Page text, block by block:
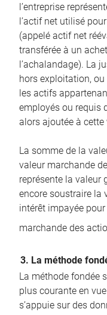
l’entreprise
l’actif net utilisé
(appelé actif net
transférée à un
l’achalandage). La
hors exploitation, ou
les actifs
employés ou requis
alors ajoutée à cette
La somme de la
valeur marchande
représente la valeur
encore soustraire la
intérêt impayée
marchande des
3. La méthode
La méthode fondée
plus courante en
s’appuie sur des